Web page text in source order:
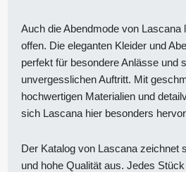
Auch die Abendmode von Lascana
offen. Die eleganten Kleider und
perfekt für besondere Anlässe und
unvergesslichen Auftritt. Mit
hochwertigen Materialien und
sich Lascana hier besonders
Der Katalog von Lascana zeichnet
und hohe Qualität aus. Jedes